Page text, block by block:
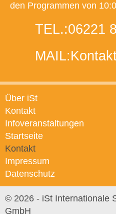
den Programmen von
TEL.:06221
MAIL:
Über iSt
Kontakt
Infoveranstaltungen
Startseite
Kontakt
Impressum
Datenschutz
© 2026 - iSt Internationale
GmbH